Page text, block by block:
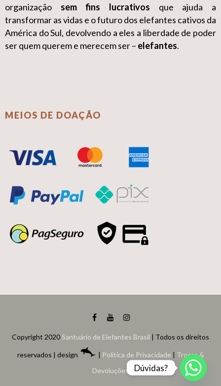
organização sem fins lucrativos que ajuda a
transformar as vidas e o futuro dos elefantes cativos da
América do Sul, devolvendo a eles a liberdade de poder
ser quem querem e merecem ser – elefantes.
MEIOS DE DOAÇÃO
Copyright 2020Santuário de Elefantes Brasil | Todos os direitos
reservados | design | Política de Privacidade | Trocas &
Devoluções
Dúvidas?